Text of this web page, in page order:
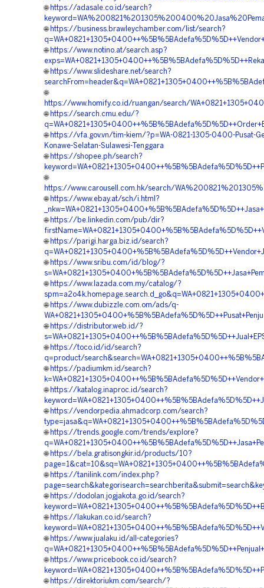
🌐 https://adasale.co.id/search?
🌐 https://business.brawleychamber.com/list/search?
🌐 https://www.notino.at/search.asp?
🌐 https://www.slideshare.net/search?
🌐
https://www.homify.co.id/ruangan/search/
🌐 https://search.cmu.edu/?
🌐 https://vfa.gov.vn/tim-kiem/?p=WA-0821-1305-0400-Pusat-
Konawe-Selatan-Sulawesi-Tenggara
🌐 https://shopee.ph/search?
🌐
https://www.carousell.com.hk/search/
🌐 https://www.ebay.at/sch/i.html?
🌐 https://be.linkedin.com/pub/dir?
🌐 https://parigi.harga.biz.id/search?
🌐 https://www.sribu.com/id/blog/?
🌐 https://www.lazada.com.my/catalog/?
🌐 https://www.dubizzle.com.om/ads/q-
🌐 https://distributor.web.id/?
🌐 https://toco.id/id/search?
q=product/
🌐 https://padiumkm.id/search?
🌐 https://katalog.inaproc.id/search?
🌐 https://vendorpedia.ahmadcorp.com/search?
🌐 https://trends.google.com/trends/explore?
🌐 https://bela.gratisongkir.id/products/10?
🌐 https://tanilink.com/index.php?
🌐 https://dodolan.jogjakota.go.id/search?
🌐 https://lakukan.co.id/search?
🌐 https://www.jualaku.id/all-categories?
🌐 https://www.pricebook.co.id/search?
🌐 https://direktoriukm.com/search/?